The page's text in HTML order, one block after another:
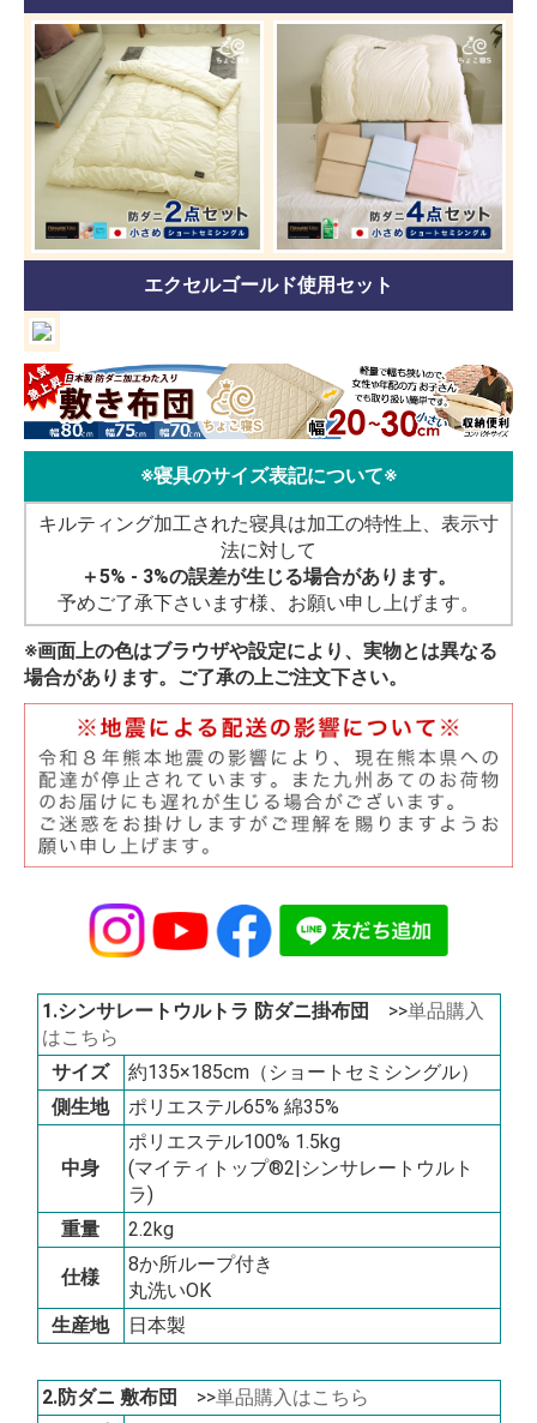
エクセルゴールド使用セット
※寝具のサイズ表記について※
キルティング加工された寝具は加工の特性上、表示寸
法に対して
＋5% - 3%の誤差が生じる場合があります。
予めご了承下さいます様、お願い申し上げます。
※画面上の色はブラウザや設定により、実物とは異なる
場合があります。ご了承の上ご注文下さい。
1.シンサレートウルトラ 防ダニ掛布団 >>単品購入
はこちら
サイズ
約135×185cm（ショートセミシングル）
側生地
ポリエステル65% 綿35%
中身
ポリエステル100% 1.5kg
(マイティトップ®2|シンサレートウルト
ラ)
重量
2.2kg
仕様
8か所ループ付き
丸洗いOK
生産地
日本製
2.防ダニ 敷布団 >>単品購入はこちら